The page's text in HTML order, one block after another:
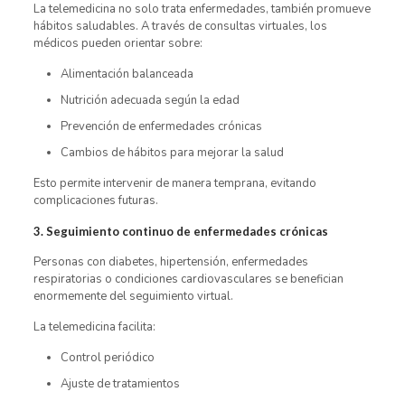
La telemedicina no solo trata enfermedades, también promueve
hábitos saludables. A través de consultas virtuales, los
médicos pueden orientar sobre:
Alimentación balanceada
Nutrición adecuada según la edad
Prevención de enfermedades crónicas
Cambios de hábitos para mejorar la salud
Esto permite intervenir de manera temprana, evitando
complicaciones futuras.
3. Seguimiento continuo de enfermedades crónicas
Personas con diabetes, hipertensión, enfermedades
respiratorias o condiciones cardiovasculares se benefician
enormemente del seguimiento virtual.
La telemedicina facilita:
Control periódico
Ajuste de tratamientos